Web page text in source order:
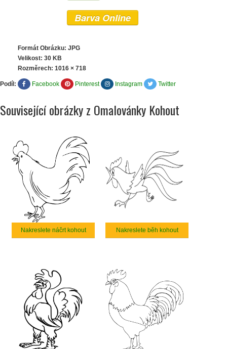
Barva Online
Formát Obrázku: JPG
Velikost: 30 KB
Rozměrech: 1016 × 718
Podíl: Facebook Pinterest Instagram Twitter
Související obrázky z Omalovánky Kohout
Nakreslete náčrt kohout Nakreslete běh kohout